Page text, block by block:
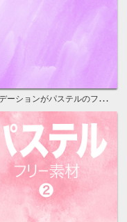
グラデーションがパステルのフリー素材